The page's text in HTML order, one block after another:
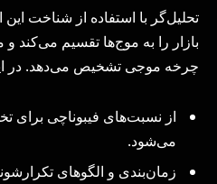
تحلیل‌گر با استفاده از شناخت این
بازار را به موج‌ها تقسیم می‌کند و
چرخه موجی تشخیص می‌دهد. در
از نسبت‌های فیبوناچی برای
می‌شود.
زمان‌بندی و الگوهای